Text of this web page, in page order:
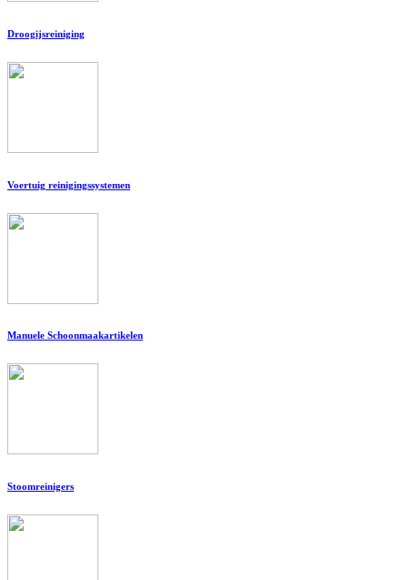
Droogijsreiniging
Voertuig reinigingssystemen
Manuele Schoonmaakartikelen
Stoomreinigers